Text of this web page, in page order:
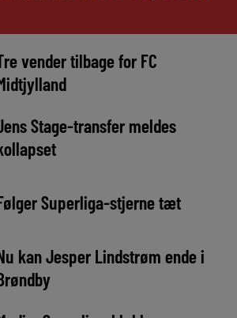
vender tilbage for FC
Stage-transfer meldes
Superliga-stjerne tæt
kan Jesper Lindstrøm ende i